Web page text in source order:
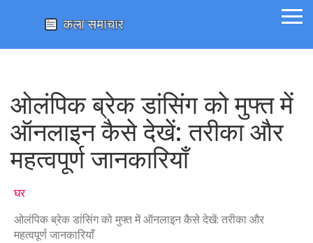
ओलंपिक ब्रेक डांसिंग को मुफ्त में
ऑनलाइन कैसे देखें: तरीका और
महत्वपूर्ण जानकारियाँ
घर
ओलंपिक ब्रेक डांसिंग को मुफ्त में ऑनलाइन कैसे देखें: तरीका और
महत्वपूर्ण जानकारियाँ